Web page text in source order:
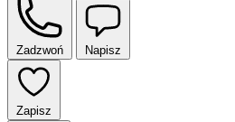
Zadzwoń Napisz
Zapisz